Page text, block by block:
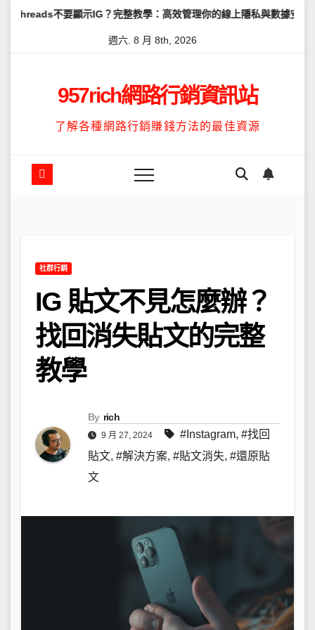
Skip示IG？完整教學：高效管理你的線上隱私與數據安全 怎麼讓
週六. 8 月 8th, 2026
957rich網路行銷資訊站
了解各種網路行銷賺錢方法的最佳資源
社群行銷
IG 貼文不見怎麼辦？
找回消失貼文的完整
教學
By rich
9 月 27, 2024 #Instagram, #找回
貼文, #解決方案, #貼文消失, #還原貼
文